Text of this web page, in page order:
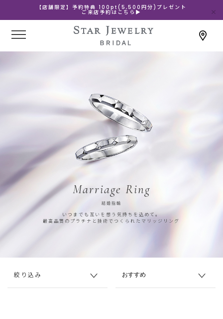
【店舗限定】予約特典 100pt(5,500円分)プレゼント
ご来店予約はこちら▶
Marriage Ring
結婚指輪
いつまでも互いを想う気持ちを込めて。
最高品質のプラチナと技術でつくられたマリッジリング
絞り込み